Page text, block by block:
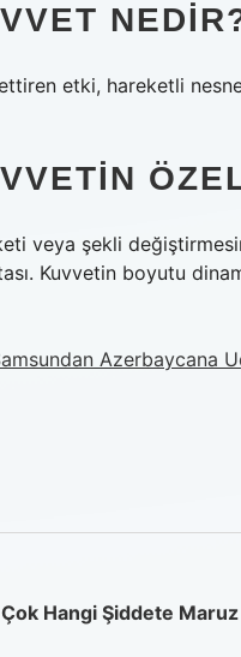
etki, hareketli
veya şekli
Kuvvetin boyutu
Azerbaycana
Hangi Şiddete Maruz